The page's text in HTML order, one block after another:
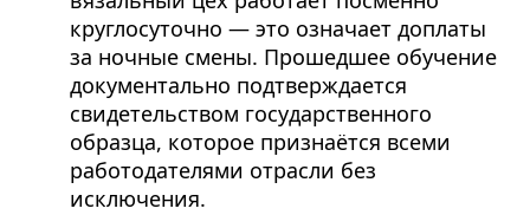
круглосуточно — это означает доплаты
за ночные смены. Прошедшее обучение
документально подтверждается
свидетельством государственного
образца, которое признаётся всеми
работодателями отрасли без
исключения.